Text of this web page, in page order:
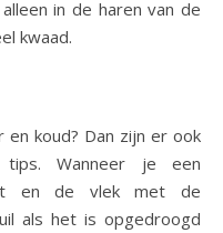
in de haren van de
kwaad.
koud? Dan zijn er ook
Wanneer je een
en de vlek met de
als het is opgedroogd